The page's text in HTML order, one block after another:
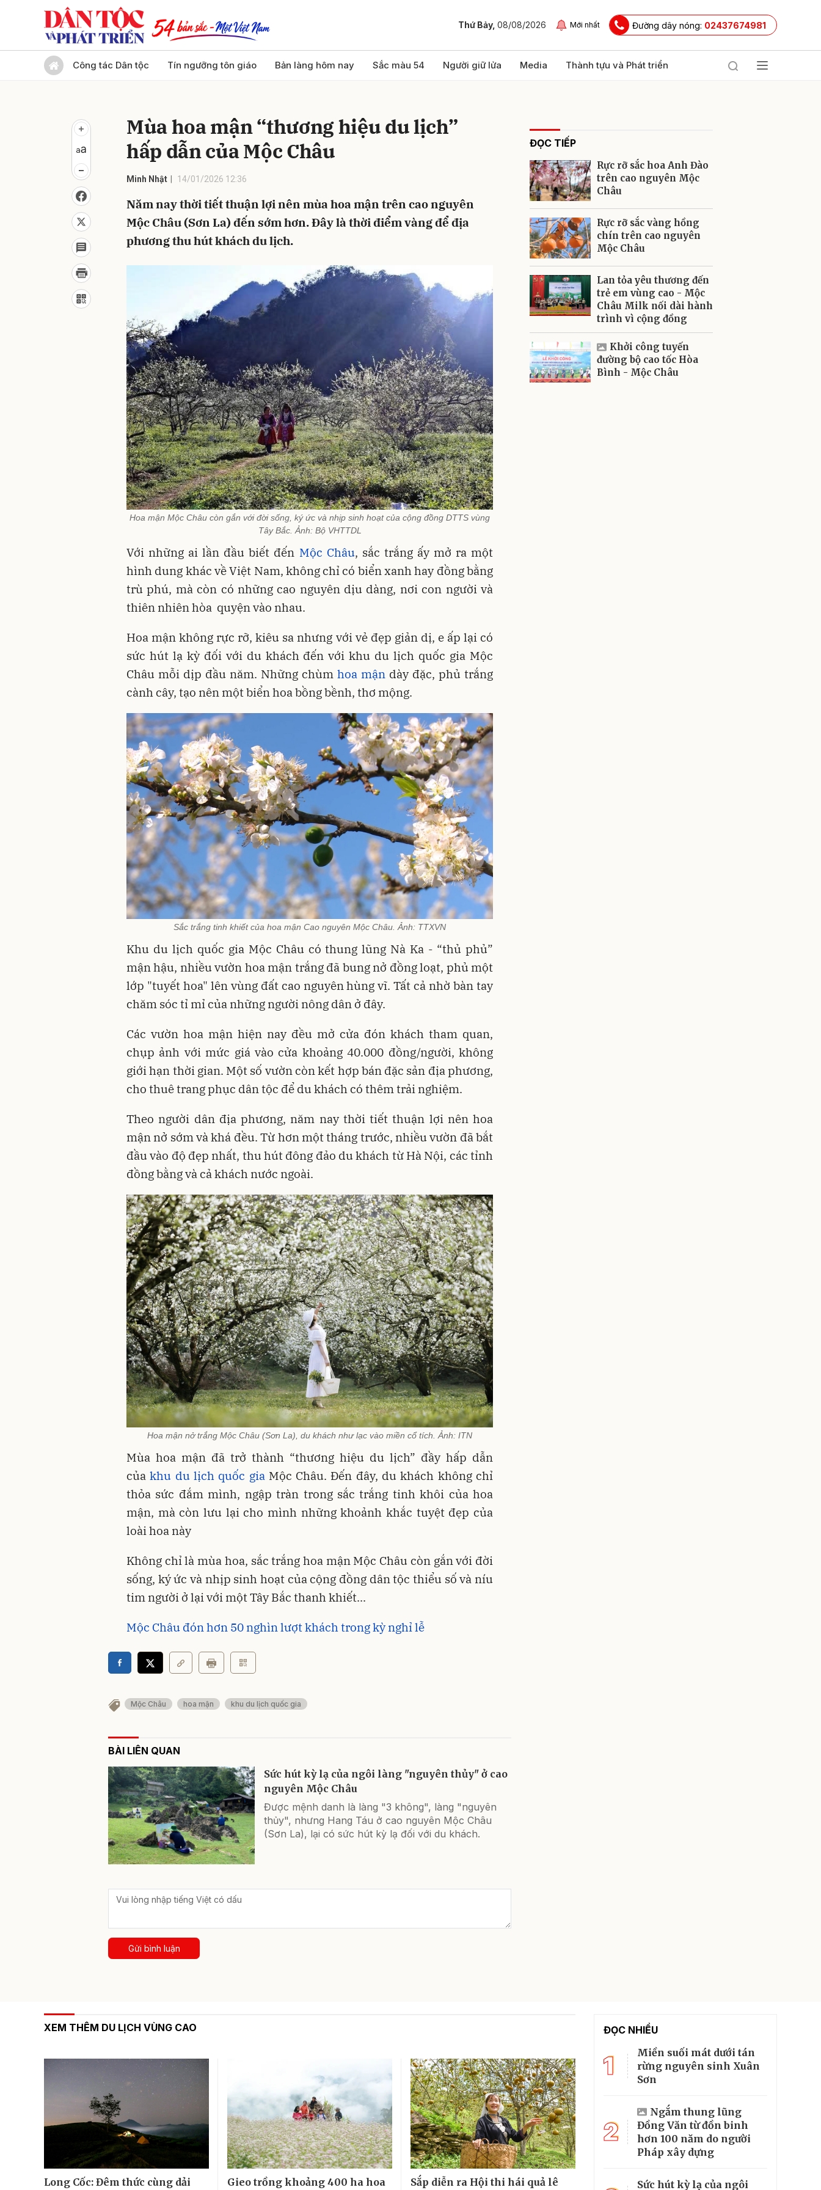
Thứ Bảy, 08/08/2026 Mới nhất Đường dây nóng: 02437674981
Công tác Dân tộc Tín ngưỡng tôn giáo Bản làng hôm nay Sắc màu 54 Người giữ lửa Media Thành tựu và Phát triển
Mùa hoa mận “thương hiệu du lịch”
hấp dẫn của Mộc Châu
Minh Nhật 14/01/2026 12:36
Năm nay thời tiết thuận lợi nên mùa hoa mận trên cao nguyên
Mộc Châu (Sơn La) đến sớm hơn. Đây là thời điểm vàng để địa
phương thu hút khách du lịch.
Hoa mận Mộc Châu còn gắn với đời sống, ký ức và nhịp sinh hoạt của cộng đồng DTTS vùng
Tây Bắc. Ảnh: Bộ VHTTDL
Với những ai lần đầu biết đến Mộc Châu, sắc trắng ấy mở ra một
hình dung khác về Việt Nam, không chỉ có biển xanh hay đồng bằng
trù phú, mà còn có những cao nguyên dịu dàng, nơi con người và
thiên nhiên hòa quyện vào nhau.
Hoa mận không rực rỡ, kiêu sa nhưng với vẻ đẹp giản dị, e ấp lại có
sức hút lạ kỳ đối với du khách đến với khu du lịch quốc gia Mộc
Châu mỗi dịp đầu năm. Những chùm hoa mận dày đặc, phủ trắng
cành cây, tạo nên một biển hoa bồng bềnh, thơ mộng.
Sắc trắng tinh khiết của hoa mận Cao nguyên Mộc Châu. Ảnh: TTXVN
Khu du lịch quốc gia Mộc Châu có thung lũng Nà Ka - “thủ phủ”
mận hậu, nhiều vườn hoa mận trắng đã bung nở đồng loạt, phủ một
lớp "tuyết hoa" lên vùng đất cao nguyên hùng vĩ. Tất cả nhờ bàn tay
chăm sóc tỉ mỉ của những người nông dân ở đây.
Các vườn hoa mận hiện nay đều mở cửa đón khách tham quan,
chụp ảnh với mức giá vào cửa khoảng 40.000 đồng/người, không
giới hạn thời gian. Một số vườn còn kết hợp bán đặc sản địa phương,
cho thuê trang phục dân tộc để du khách có thêm trải nghiệm.
Theo người dân địa phương, năm nay thời tiết thuận lợi nên hoa
mận nở sớm và khá đều. Từ hơn một tháng trước, nhiều vườn đã bắt
đầu vào độ đẹp nhất, thu hút đông đảo du khách từ Hà Nội, các tỉnh
đồng bằng và cả khách nước ngoài.
Hoa mận nở trắng Mộc Châu (Sơn La), du khách như lạc vào miền cổ tích. Ảnh: ITN
Mùa hoa mận đã trở thành “thương hiệu du lịch” đầy hấp dẫn
củakhu du lịch quốc gia Mộc Châu. Đến đây, du khách không chỉ
thỏa sức đắm mình, ngập tràn trong sắc trắng tinh khôi của hoa
mận, mà còn lưu lại cho mình những khoảnh khắc tuyệt đẹp của
loài hoa này
Không chỉ là mùa hoa, sắc trắng hoa mận Mộc Châu còn gắn với đời
sống, ký ức và nhịp sinh hoạt của cộng đồng dân tộc thiểu số và níu
tim người ở lại với một Tây Bắc thanh khiết...
Mộc Châu đón hơn 50 nghìn lượt khách trong kỳ nghỉ lễ
Mộc Châu hoa mận khu du lịch quốc gia
BÀI LIÊN QUAN
Sức hút kỳ lạ của ngôi làng "nguyên thủy" ở cao
nguyên Mộc Châu
Được mệnh danh là làng "3 không", làng "nguyên
thủy", nhưng Hang Táu ở cao nguyên Mộc Châu
(Sơn La), lại có sức hút kỳ lạ đối với du khách.
Gửi bình luận
ĐỌC TIẾP
Rực rỡ sắc hoa Anh Đào
trên cao nguyên Mộc
Châu
Rực rỡ sắc vàng hồng
chín trên cao nguyên
Mộc Châu
Lan tỏa yêu thương đến
trẻ em vùng cao - Mộc
Châu Milk nối dài hành
trình vì cộng đồng
Khởi công tuyến
đường bộ cao tốc Hòa
Bình - Mộc Châu
XEM THÊM DU LỊCH VÙNG CAO
Long Cốc: Đêm thức cùng dải Gieo trồng khoảng 400 ha hoa Sắp diễn ra Hội thi hái quả lê
ĐỌC NHIỀU
1
Miền suối mát dưới tán
rừng nguyên sinh Xuân
Sơn
2
Ngắm thung lũng
Đồng Văn từ đồn binh
hơn 100 năm do người
Pháp xây dựng
Sức hút kỳ lạ của ngôi
Gửi bình luận
Gửi